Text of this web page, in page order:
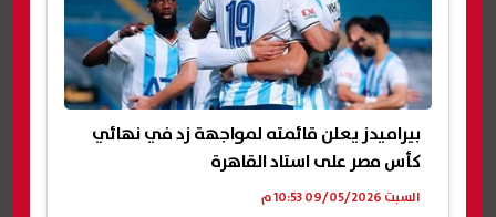
بيراميدز يعلن قائمته لمواجهة زد في نهائي
كأس مصر على استاد القاهرة
السبت 09/05/2026 10:53 م